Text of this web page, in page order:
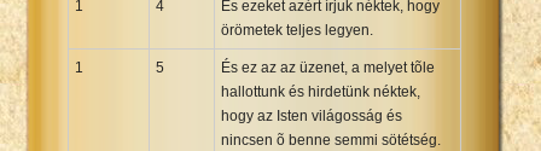
Xhosa Bible
1 4
És ezeket azért írjuk néktek, hogy
örömetek teljes legyen.
1 5
És ez az az üzenet, a melyet tõle
hallottunk és hirdetünk néktek,
hogy az Isten világosság és
nincsen õ benne semmi sötétség.